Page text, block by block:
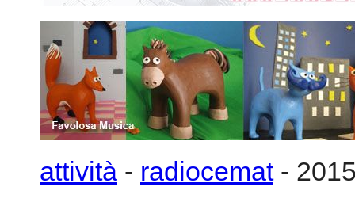
attività-radiocemat -
2019
2018
2017
2016